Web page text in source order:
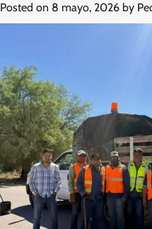
Posted on 8 mayo, 2026 by